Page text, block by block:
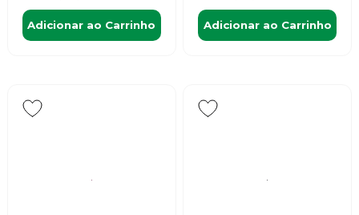
Adicionar ao Carrinho Adicionar ao Carrinho